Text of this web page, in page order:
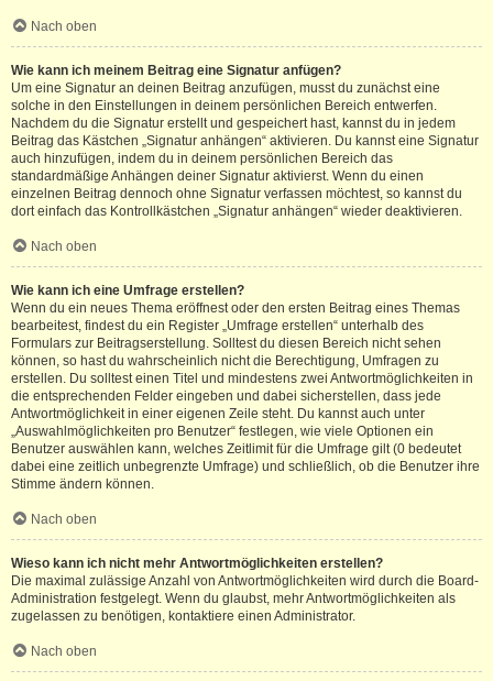
Nach oben
Wie kann ich meinem Beitrag eine Signatur anfügen?
Um eine Signatur an deinen Beitrag anzufügen, musst du zunächst eine
solche in den Einstellungen in deinem persönlichen Bereich entwerfen.
Nachdem du die Signatur erstellt und gespeichert hast, kannst du in jedem
Beitrag das Kästchen „Signatur anhängen“ aktivieren. Du kannst eine Signatur
auch hinzufügen, indem du in deinem persönlichen Bereich das
standardmäßige Anhängen deiner Signatur aktivierst. Wenn du einen
einzelnen Beitrag dennoch ohne Signatur verfassen möchtest, so kannst du
dort einfach das Kontrollkästchen „Signatur anhängen“ wieder deaktivieren.
Nach oben
Wie kann ich eine Umfrage erstellen?
Wenn du ein neues Thema eröffnest oder den ersten Beitrag eines Themas
bearbeitest, findest du ein Register „Umfrage erstellen“ unterhalb des
Formulars zur Beitragserstellung. Solltest du diesen Bereich nicht sehen
können, so hast du wahrscheinlich nicht die Berechtigung, Umfragen zu
erstellen. Du solltest einen Titel und mindestens zwei Antwortmöglichkeiten in
die entsprechenden Felder eingeben und dabei sicherstellen, dass jede
Antwortmöglichkeit in einer eigenen Zeile steht. Du kannst auch unter
„Auswahlmöglichkeiten pro Benutzer“ festlegen, wie viele Optionen ein
Benutzer auswählen kann, welches Zeitlimit für die Umfrage gilt (0 bedeutet
dabei eine zeitlich unbegrenzte Umfrage) und schließlich, ob die Benutzer ihre
Stimme ändern können.
Nach oben
Wieso kann ich nicht mehr Antwortmöglichkeiten erstellen?
Die maximal zulässige Anzahl von Antwortmöglichkeiten wird durch die Board-
Administration festgelegt. Wenn du glaubst, mehr Antwortmöglichkeiten als
zugelassen zu benötigen, kontaktiere einen Administrator.
Nach oben